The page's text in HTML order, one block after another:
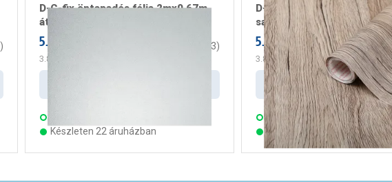
)
D-C-fix öntapadós fólia 2mx0,67m
átlátszó tej (346-8052)
5.199 Ft
3.880 Ft
3)
Készleten 22 áruházban
D-C-fix öntapadós fólia
sanremo tölgy homok
5.199 Ft / darab
3.851 Ft/ m2
Kosárba
Szállítás: 3 munkanap
Készleten 23 áruházban